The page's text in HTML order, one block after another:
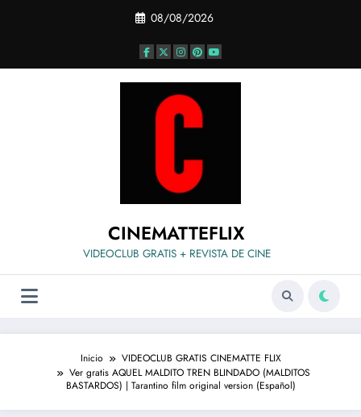
08/08/2026
CINEMATTEFLIX
VIDEOCLUB GRATIS + REVISTA DE CINE
Inicio
VIDEOCLUB GRATIS CINEMATTE FLIX
Ver gratis AQUEL MALDITO TREN BLINDADO (MALDITOS
BASTARDOS) | Tarantino film original version (Español)